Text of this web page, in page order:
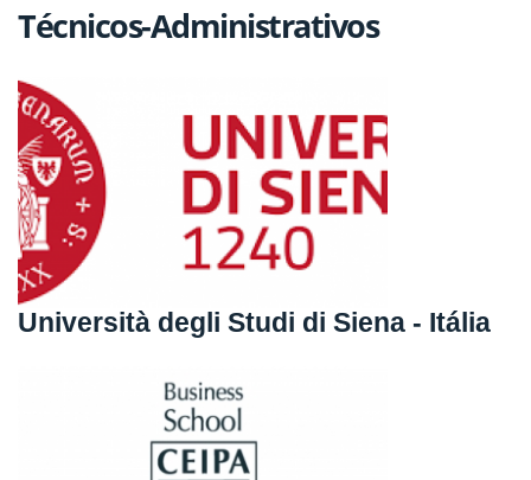
Técnicos-Administrativos
Università degli Studi di Siena - Itália